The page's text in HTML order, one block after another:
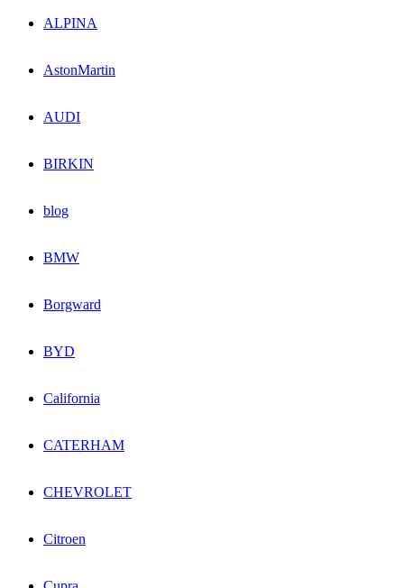
ALPINA
AstonMartin
AUDI
BIRKIN
blog
BMW
Borgward
BYD
California
CATERHAM
CHEVROLET
Citroen